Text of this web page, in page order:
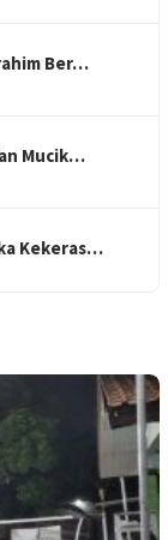
Ber…
Mucik…
Kekeras…